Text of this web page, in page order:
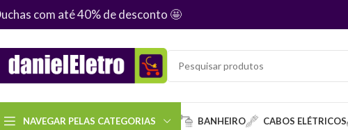
com até 40% de desconto 🤩
NAVEGAR PELAS CATEGORIAS BANHEIRO CABOS ELÉTRICOS